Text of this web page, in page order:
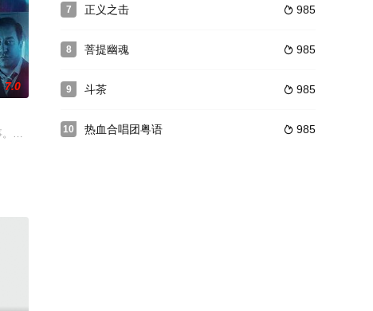
，她开始怀疑自己编造了什么时，大地把她带到
7.0
在這故事之中有令人驚訝的死亡，一位老詩人失去了記憶，兩個相距遙遠的兄
7  985
正义之击
8  985
菩提幽魂
9  985
斗茶
10  985
热血合唱团粤语